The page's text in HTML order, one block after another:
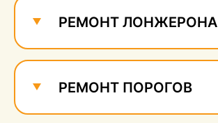
РЕМОНТ ЛОНЖЕРОНА
РЕМОНТ ПОРОГОВ